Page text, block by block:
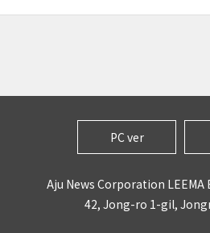
PC ver
Aju News Corporation
42, Jong-ro 1-gil,